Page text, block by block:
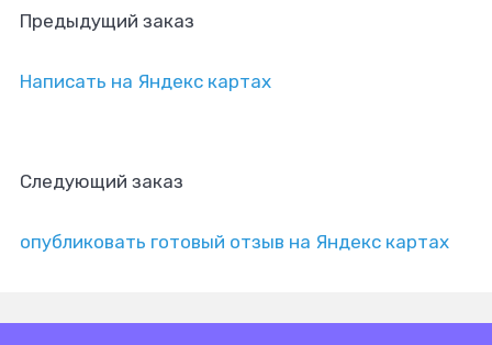
Предыдущий заказ
Написать на Яндекс картах
Следующий заказ
опубликовать готовый отзыв на Яндекс картах